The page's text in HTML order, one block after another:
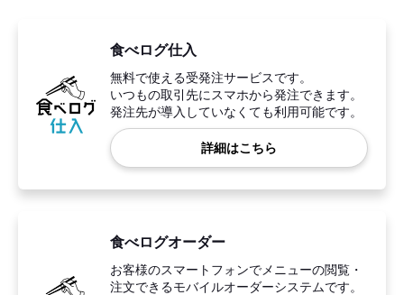
食べログ仕入
無料で使える受発注サービスです。
いつもの取引先にスマホから発注できます。
発注先が導入していなくても利用可能です。
詳細はこちら
食べログオーダー
お客様のスマートフォンでメニューの閲覧・
注文できるモバイルオーダーシステムです。